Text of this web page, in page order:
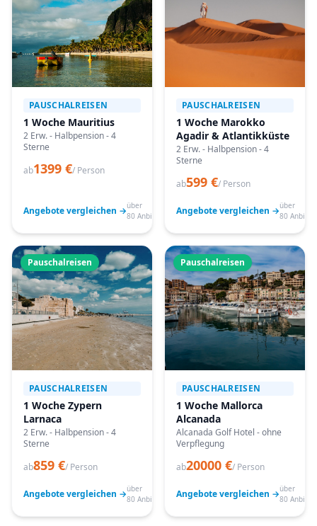
PAUSCHALREISEN
1 Woche Mauritius
2 Erw. - Halbpension - 4
Sterne
ab1399 €/ Person
Angebote vergleichen →über
80 Anbieter
PAUSCHALREISEN
1 Woche Marokko
Agadir & Atlantikküste
2 Erw. - Halbpension - 4
Sterne
ab599 €/ Person
Angebote vergleichen →über
80
Pauschalreisen
PAUSCHALREISEN
1 Woche Zypern
Larnaca
2 Erw. - Halbpension - 4
Sterne
ab859 €/ Person
Angebote vergleichen →über
80 Anbieter
Pauschalreisen
PAUSCHALREISEN
1 Woche Mallorca
Alcanada
Alcanada Golf Hotel - ohne
Verpflegung
ab20000 €/ Person
Angebote vergleichen →über
80